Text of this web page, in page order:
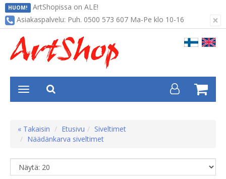
HUOM! ArtShopissa on ALE!
×
Asiakaspalvelu: Puh. 0500 573 607 Ma-Pe klo 10-16
« Takaisin Etusivu
Siveltimet
Näädänkarva siveltimet